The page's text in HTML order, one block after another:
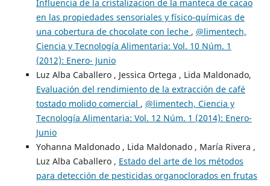
Influencia de la cristalizacion de la manteca de cacao
en las propiedades sensoriales y físico-químicas de
una cobertura de chocolate con leche , @limentech,
Ciencia y Tecnología Alimentaria: Vol. 10 Núm. 1
(2012): Enero- Junio
Luz Alba Caballero , Jessica Ortega , Lida Maldonado,
Evaluación del rendimiento de la extracción de café
tostado molido comercial , @limentech, Ciencia y
Tecnología Alimentaria: Vol. 12 Núm. 1 (2014): Enero-
Junio
Yohanna Maldonado , Lida Maldonado , María Rivera ,
Luz Alba Caballero , Estado del arte de los métodos
para detección de pesticidas organoclorados en frutas